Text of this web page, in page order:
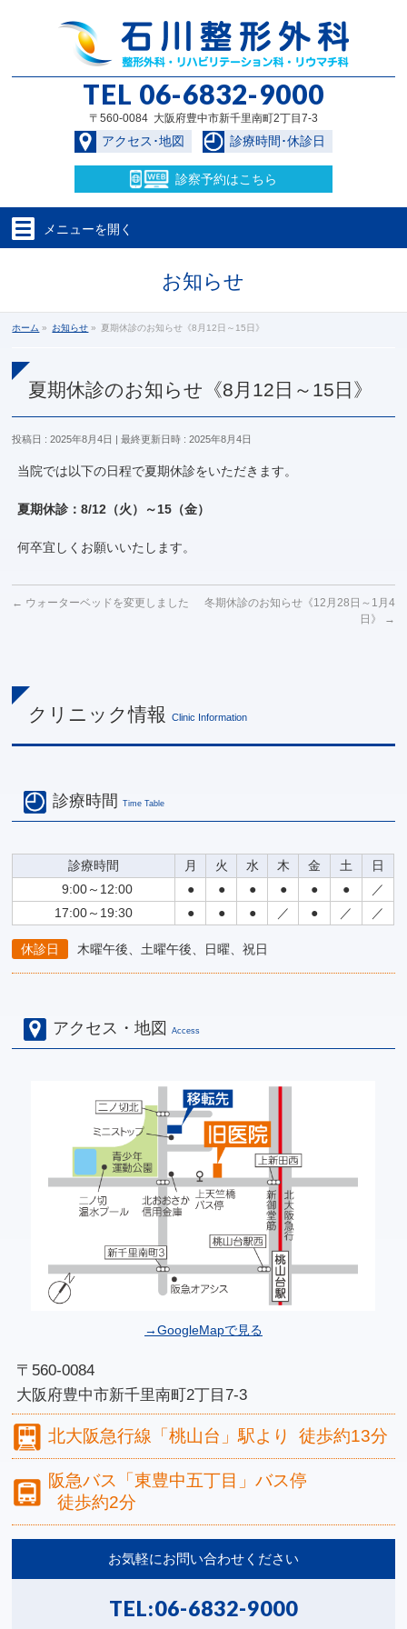
TEL 06-6832-9000
〒560-0084 大阪府豊中市新千里南町2丁目7-3
アクセス･地図 診療時間･休診日
診察予約はこちら
メニューを開く
お知らせ
ホーム » お知らせ » 夏期休診のお知らせ《8月12日～15日》
夏期休診のお知らせ《8月12日～15日》
投稿日 : 2025年8月4日 最終更新日時 : 2025年8月4日
当院では以下の日程で夏期休診をいただきます。
夏期休診：8/12（火）～15（金）
何卒宜しくお願いいたします。
← ウォーターベッドを変更しました
冬期休診のお知らせ《12月28日～1月4
日》
→
クリニック情報Clinic Information
診療時間Time Table
診療時間 月 火 水 木 金 土
日
9:00～12:00
● ● ● ● ● ●
／
17:00～19:30
● ● ● ／ ● ／ ／
休診日 木曜午後、土曜午後、日曜、祝日
アクセス・地図Access
→GoogleMapで見る
〒560-0084
大阪府豊中市新千里南町2丁目7-3
北大阪急行線 「桃山台」駅より徒歩約13分
阪急バス
「東豊中五丁目」バス停
徒歩約2分
お気軽にお問い合わせください
TEL:06-6832-9000